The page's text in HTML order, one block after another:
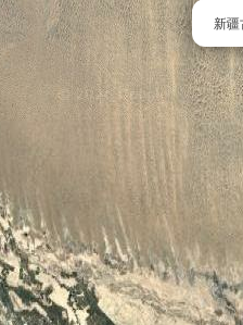
新疆